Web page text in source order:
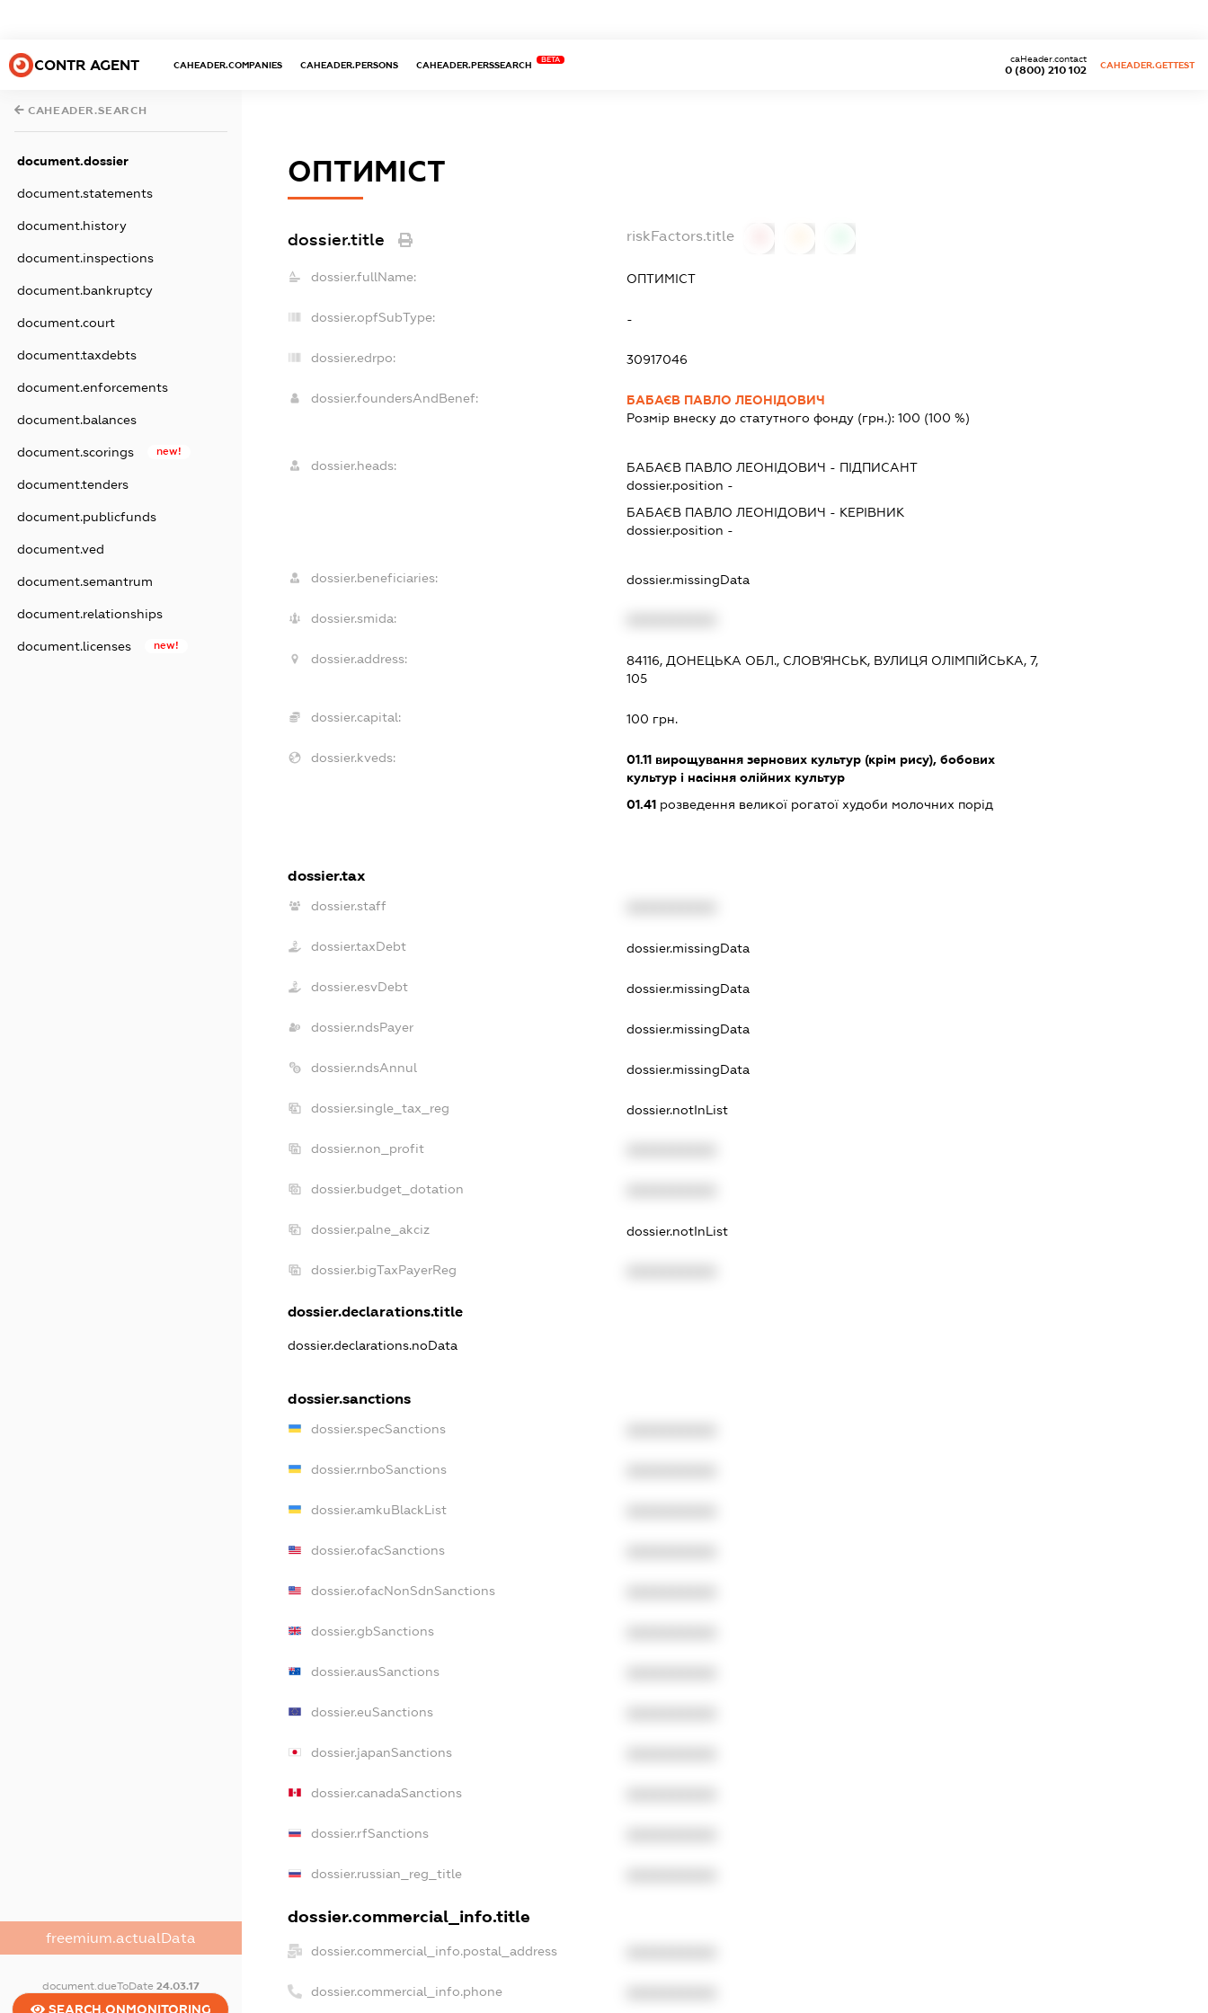
CONTR AGENT CAHEADER.COMPANIES CAHEADER.PERSONS CAHEADER.PERSSEARCH
BETA
0 (800) 210 102
caHeader.contact
CAHEADER.GETTEST
CAHEADER.SEARCH
document.dossier
document.statements
document.history
document.inspections
document.bankruptcy
document.court
document.taxdebts
document.enforcements
document.balances
document.scorings new!
document.tenders
document.publicfunds
document.ved
document.semantrum
document.relationships
document.licenses new!
freemium.actualData
document.dueToDate 24.03.17
SEARCH.ONMONITORING
ОПТИМІСТ
dossier.title riskFactors.title
dossier.fullName: ОПТИМІСТ
dossier.opfSubType: -
dossier.edrpo: 30917046
dossier.foundersAndBenef:
БАБАЄВ ПАВЛО ЛЕОНІДОВИЧ
Розмір внеску до статутного фонду (грн.):100 (100 %)
dossier.heads: БАБАЄВ ПАВЛО ЛЕОНІДОВИЧ - ПІДПИСАНТ
dossier.position -
БАБАЄВ ПАВЛО ЛЕОНІДОВИЧ - КЕРІВНИК
dossier.position -
dossier.beneficiaries: dossier.missingData
dossier.smida:
dossier.address:
84116, ДОНЕЦЬКА ОБЛ., СЛОВ'ЯНСЬК, ВУЛИЦЯ ОЛІМПІЙСЬКА, 7,
105
dossier.capital: 100 грн.
dossier.kveds: 01.11 вирощування зернових культур (крім рису), бобових
культур і насіння олійних культур
01.41 розведення великої рогатої худоби молочних порід
dossier.tax
dossier.staff
dossier.taxDebt dossier.missingData
dossier.esvDebt dossier.missingData
dossier.ndsPayer dossier.missingData
dossier.ndsAnnul dossier.missingData
dossier.single_tax_reg dossier.notInList
dossier.non_profit
dossier.budget_dotation
dossier.palne_akciz dossier.notInList
dossier.bigTaxPayerReg
dossier.declarations.title
dossier.declarations.noData
dossier.sanctions
dossier.specSanctions
dossier.rnboSanctions
dossier.amkuBlackList
dossier.ofacSanctions
dossier.ofacNonSdnSanctions
dossier.gbSanctions
dossier.ausSanctions
dossier.euSanctions
dossier.japanSanctions
dossier.canadaSanctions
dossier.rfSanctions
dossier.russian_reg_title
dossier.commercial_info.title
dossier.commercial_info.postal_address
dossier.commercial_info.phone